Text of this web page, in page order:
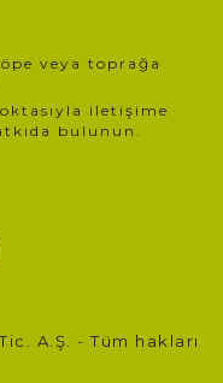
veya toprağa
iletişime
bulunun.
A.Ş. - Tüm hakları